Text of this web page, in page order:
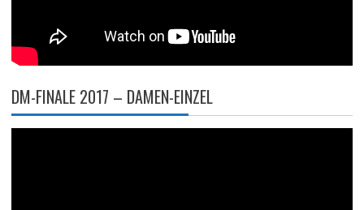
DM-FINALE 2017 – DAMEN-EINZEL